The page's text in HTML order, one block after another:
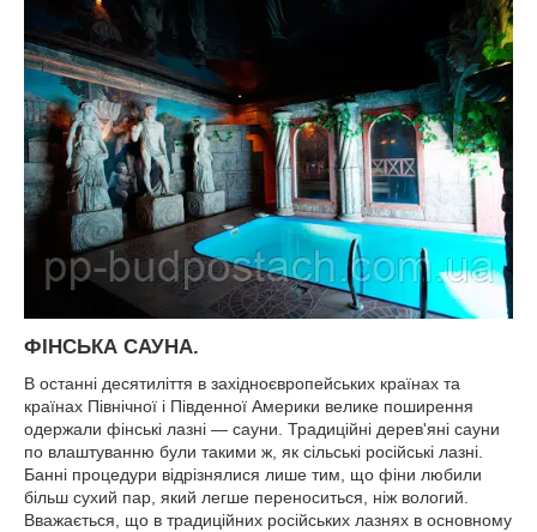
ФІНСЬКА САУНА.
В останні десятиліття в західноєвропейських країнах та
країнах Північної і Південної Америки велике поширення
одержали фінські лазні — сауни. Традиційні дерев'яні сауни
по влаштуванню були такими ж, як сільські російські лазні.
Банні процедури відрізнялися лише тим, що фіни любили
більш сухий пар, який легше переноситься, ніж вологий.
Вважається, що в традиційних російських лазнях в основному